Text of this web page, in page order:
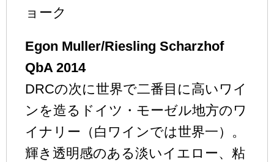
ョーク
Egon Muller/Riesling Scharzhof
QbA 2014
DRCの次に世界で二番目に高いワイ
ンを造るドイツ・モーゼル地方のワ
イナリー（白ワインでは世界一）。
輝き透明感のある淡いイエロー、粘